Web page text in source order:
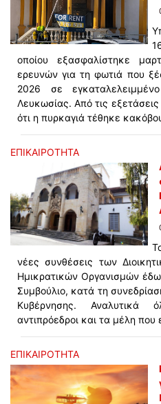
οποίου εξασφαλίστηκε
ερευνών για τη φωτιά που
2026 σε
Λευκωσίας. Από τις
ότι η πυρκαγιά τέθηκε
ΕΠΙΚΑΙΡΟΤΗΤΑ
νέες συνθέσεις των
Ημικρατικών Οργανισμών
Συμβούλιο, κατά τη
Κυβέρνησης. Αναλυτικά
αντιπρόεδροι και τα μέλη που
ΕΠΙΚΑΙΡΟΤΗΤΑ